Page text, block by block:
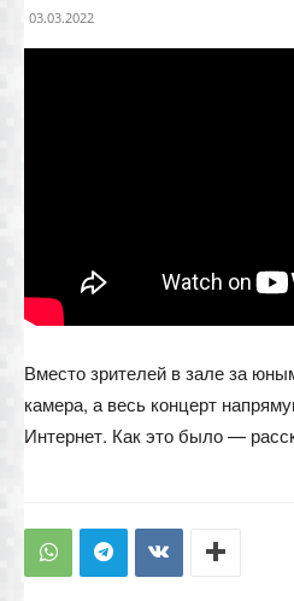
03.03.2022
Вместо зрителей в зале за
камера, а весь концерт
Интернет. Как это было —